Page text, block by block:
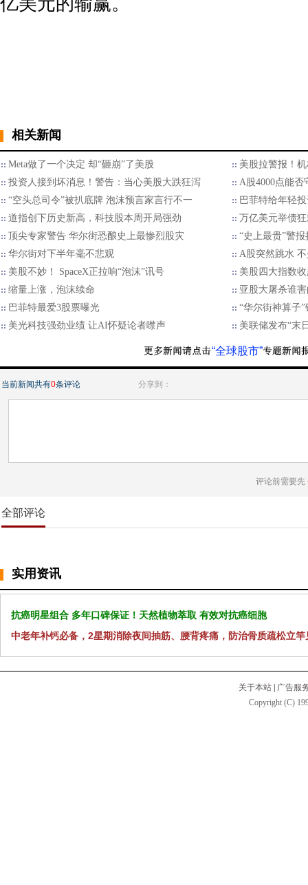
相关新闻
Meta做了一个决定 却“砸崩”了美股
美股拉警报！
投资人接到坏消息！警告：当心美股大跌狂泻
A股4000点能否
“空头总司令”被扒底牌 泡沫预言家言行不一
巴菲特给年轻
道指创下历史新高，科技股本周开局强劲
万亿美元举债
顶尖专家警告 华尔街恐酿史上最惨烈股灾
“史上最贵”警
华尔街对下半年毫不悲观
A股突然跳水
美股不妙！ SpaceX正拉响“泡沫”讯号
美股四大指数
缩量上涨，泡沫续命
亚股大屠杀谁
巴菲特最爱3股票曝光
“华尔街神算子
美光科技强劲业绩 让AI怀疑论者噤声
美联储发布“末
“全球股市”
当前新闻共有0条评论 分享到：
评论前需要先
全部评论
实用资讯
抗癌明星组合 多年口碑保证！天然植物萃取 有效对抗癌细胞
中老年补钙必备，2星期消除夜间抽筋、腰背疼痛，防治骨质疏松立竿
关于本站
广告服
Copyright (C)